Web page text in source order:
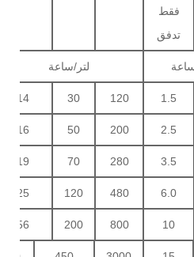
فقط
تدفق
لتر/ساعة
1.5
120
30
14
2.5
200
50
16
3.5
280
70
19
6.0
480
120
25
10
800
200
56